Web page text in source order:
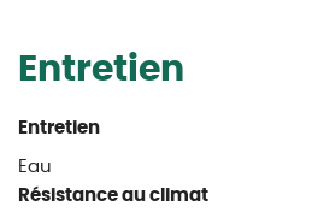
Entretien
Entretien
Eau
Résistance au climat